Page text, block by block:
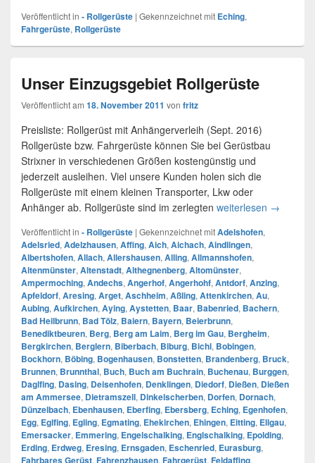
Veröffentlicht in - Rollgerüste | Gekennzeichnet mit Eching,
Fahrgerüste, Rollgerüste
Unser Einzugsgebiet Rollgerüste
Veröffentlicht am 18. November 2011 von fritz
Preisliste: Rollgerüst mit Anhängerverleih (Sept. 2016)
Rollgerüste bzw. Fahrgerüste können Sie bei Gerüstbau
Strixner in verschiedenen Größen kostengünstig und
jederzeit ausleihen. Viel unsere Kunden holen sich die
Rollgerüste mit einem kleinen Transporter, Lkw oder
Anhänger ab. Rollgerüste sind im zerlegten weiterlesen Unser
→
Veröffentlicht in - Rollgerüste | Gekennzeichnet mitAdelshofen,
Adelsried, Adelzhausen, Affing, Aich, Aichach, Aindlingen,
Albertshofen, Allach, Allershausen, Alling, Allmannshofen,
Altenmünster, Altenstadt, Althegnenberg, Altomünster,
Ampermoching, Andechs, Angerhof, Angerhohf, Antdorf, Anzing,
Apfeldorf, Aresing, Arget, Aschheim, Aßling, Attenkirchen, Au,
Aubing, Aufkirchen, Aying, Aystetten, Baar, Babenried, Bachern,
Bad Heilbrunn, Bad Tölz, Baiern, Bayern, Beierbrunn,
Benediktbeuren, Berg, Berg am Laim, Berg im Gau, Bergheim,
Bergkirchen, Berglern, Biberbach, Biburg, Bichl, Bobingen,
Bockhorn, Böbing, Bogenhausen, Bonstetten, Brandenberg, Bruck,
Brunnen, Brunnthal, Buch, Buch am Buchrain, Buchenau, Burggen,
Daglfing, Dasing, Deisenhofen, Denklingen, Diedorf, Dießen, Dießen
am Ammersee, Dietramszell, Dinkelscherben, Dorfen, Dornach,
Dünzelbach, Ebenhausen, Eberfing, Ebersberg, Eching, Egenhofen,
Egg, Eglfing, Egling, Egmating, Ehekirchen, Ehingen, Eitting, Ellgau,
Emersacker, Emmering, Engelschalking, Englschalking, Epolding,
Erding, Erdweg, Eresing, Ernsgaden, Eschenried, Eurasburg,
Fahrbares Gerüst, Fahrenzhausen, Fahrgerüst, Feldaffing,